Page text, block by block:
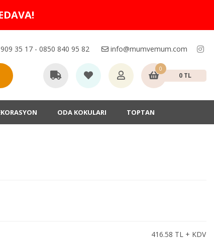
35 17 - 0850 840 95 82 info@mumvemum.com
0
0 TL
ODA KOKULARI TOPTAN
416.58 TL + KDV